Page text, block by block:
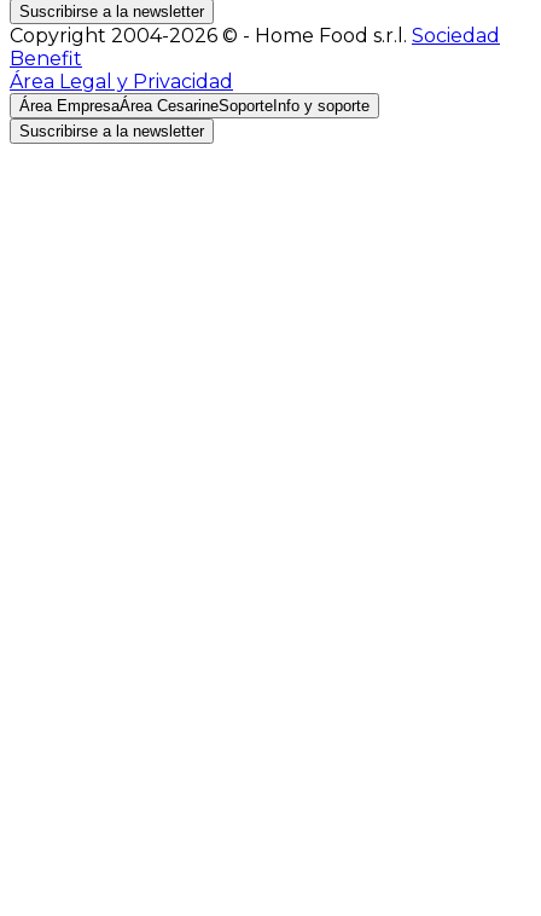
Suscribirse a la newsletter
Copyright 2004-2026 © - Home Food s.r.l. Sociedad
Benefit
Área Legal y Privacidad
Área EmpresaÁrea CesarineSoporte Info y soporte
Suscribirse a la newsletter